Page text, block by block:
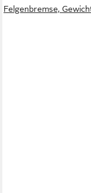
Felgenbremse,